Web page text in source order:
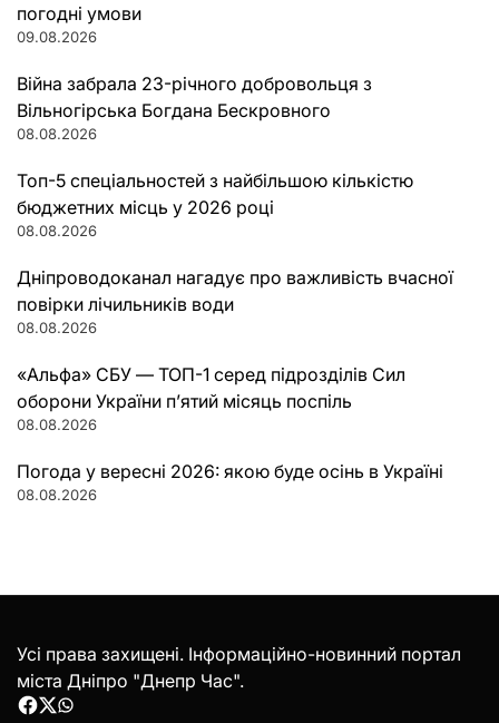
погодні умови
09.08.2026
Війна забрала 23-річного добровольця з
Вільногірська Богдана Бескровного
08.08.2026
Топ-5 спеціальностей з найбільшою кількістю
бюджетних місць у 2026 році
08.08.2026
Дніпроводоканал нагадує про важливість вчасної
повірки лічильників води
08.08.2026
«Альфа» СБУ — ТОП-1 серед підрозділів Сил
оборони України п’ятий місяць поспіль
08.08.2026
Погода у вересні 2026: якою буде осінь в Україні
08.08.2026
Усі права захищені. Інформаційно-новинний портал
міста Дніпро "Днепр Час".
Facebook
Twitter
WhatsApp